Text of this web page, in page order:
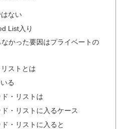
ない
List入り
かった要因はプライベートの
ストとは
る
・リストは
・リストに入るケース
・リストに入ると